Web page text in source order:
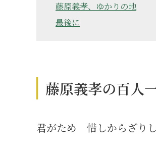
藤原義孝、ゆかりの地
最後に
藤原義孝の百人
君がため 惜しからざ